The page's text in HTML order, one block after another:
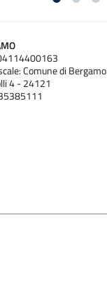
Comune di
4 - 24121